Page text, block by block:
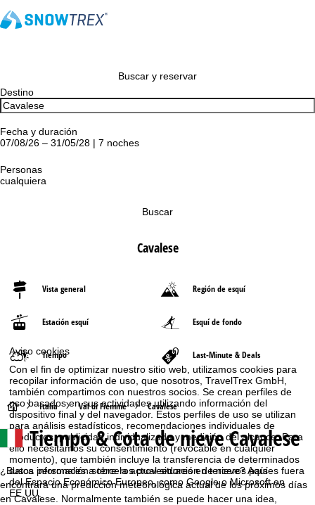
Aviso cookies
Con el fin de optimizar nuestro sitio web, utilizamos cookies para
recopilar información de uso, que nosotros, TravelTrex GmbH,
también compartimos con nuestros socios. Se crean perfiles de
uso basados en sus actividades utilizando información del
dispositivo final y del navegador. Estos perfiles de uso se utilizan
para análisis estadísticos, recomendaciones individuales de
productos, publicidad individualizada y medición del alcance. Para
ello necesitamos su consentimiento (revocable en cualquier
momento), que también incluye la transferencia de determinados
datos personales a terceros proveedores en terceros países fuera
del Espacio Económico Europeo, como Google o Microsoft en
EE.UU.
Buscar y reservar
Destino
Fecha y duración
07/08/26 – 31/05/28 | 7 noches
Personas
cualquiera
Buscar
Cavalese
Vista general Región de esquí
Estación esquí Esquí de fondo
Tiempo Last-Minute & Deals
P
á
g
i
Italia Val di Fiemme Cavalese
Tiempo & Cota de nieve Cavalese
¿Busca información sobre la actual situación de nieve? Aquí
encontrará una predicción meteorológica actual de los próximos días
en Cavalese. Normalmente también se puede hacer una idea,